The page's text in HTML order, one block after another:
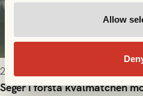
Allow
2026-07-24 16:40
Seger i första kvalmatchen